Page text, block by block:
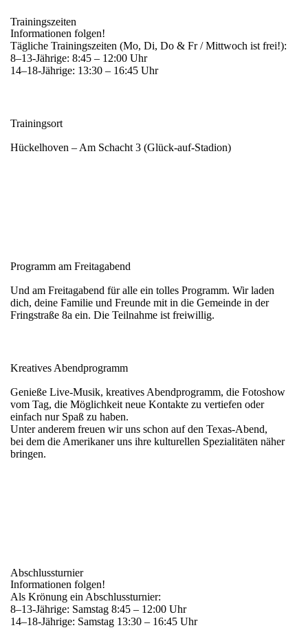
Trainingszeiten
Informationen folgen!
Tägliche Trainingszeiten (Mo, Di, Do & Fr / Mittwoch ist frei!):
8–13-Jährige: 8:45 – 12:00 Uhr
14–18-Jährige: 13:30 – 16:45 Uhr
Trainingsort
Hückelhoven – Am Schacht 3 (Glück-auf-Stadion)
Programm am Freitagabend
Und am Freitagabend für alle ein tolles Programm. Wir laden
dich, deine Familie und Freunde mit in die Gemeinde in der
Fringstraße 8a ein. Die Teilnahme ist freiwillig.
Kreatives Abendprogramm
Genieße Live-Musik, kreatives Abendprogramm, die Fotoshow
vom Tag, die Möglichkeit neue Kontakte zu vertiefen oder
einfach nur Spaß zu haben.
Unter anderem freuen wir uns schon auf den Texas-Abend,
bei dem die Amerikaner uns ihre kulturellen Spezialitäten näher
bringen.
Abschlussturnier
Informationen folgen!
Als Krönung ein Abschlussturnier:
8–13-Jährige: Samstag 8:45 – 12:00 Uhr
14–18-Jährige: Samstag 13:30 – 16:45 Uhr